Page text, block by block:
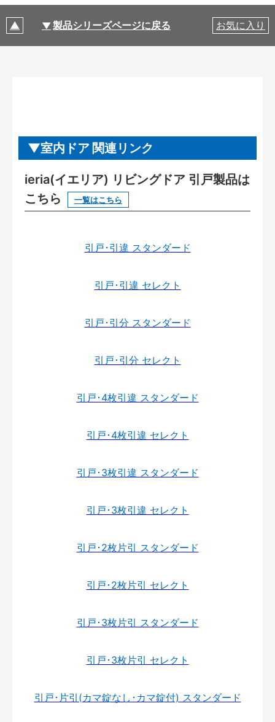
製品シリーズページに戻る お気に入り
室内ドア 関連リンク
ieria(イエリア) リビングドア 引戸製品は
こちら
一覧はこちら
引戸･引違 スタンダード
引戸･引違 セレクト
引戸･引分 スタンダード
引戸･引分 セレクト
引戸･4枚引違 スタンダード
引戸･4枚引違 セレクト
引戸･3枚引違 スタンダード
引戸･3枚引違 セレクト
引戸･2枚片引 スタンダード
引戸･2枚片引 セレクト
引戸･3枚片引 スタンダード
引戸･3枚片引 セレクト
引戸･片引(カマ錠なし･カマ錠付) スタンダード